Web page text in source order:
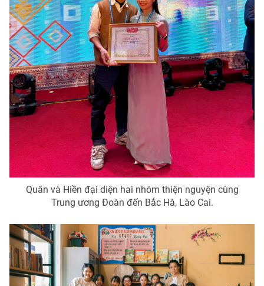
Liên hệ quảng cáo: 024-7300.7108
® Cấm sao chép dưới mọi hình thức nếu không có sự chấp
thuận bằng văn bản. Ghi rõ nguồn VTV.vn khi phát hành lại
thông tin từ website này.
Quân và Hiền đại diện hai nhóm thiện nguyện cùng
Trung ương Đoàn đến Bắc Hà, Lào Cai.